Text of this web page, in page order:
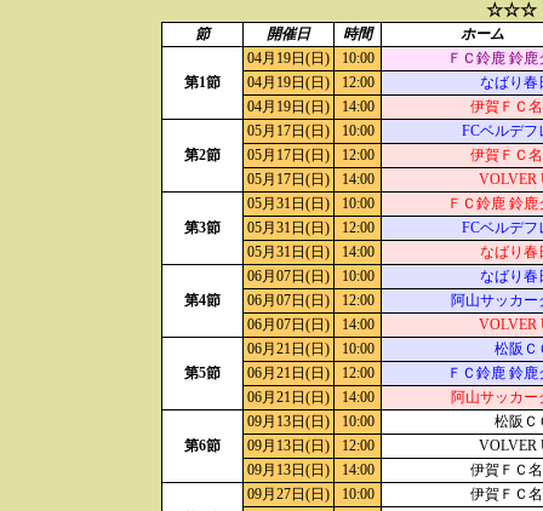
☆☆☆
節 開催日 時間 ホーム
第1節
04月19日(日) 10:00
ＦＣ鈴鹿 鈴鹿
04月19日(日)
12:00
なばり春
04月19日(日)
14:00 伊賀ＦＣ
第2節
05月17日(日) 10:00
FCベルデフ
05月17日(日)
12:00
伊賀ＦＣ
05月17日(日)
14:00 VOLVER
第3節
05月31日(日) 10:00
ＦＣ鈴鹿 鈴鹿
05月31日(日)
12:00
FCベルデフ
05月31日(日)
14:00 なばり春
第4節
06月07日(日) 10:00
なばり春
06月07日(日)
12:00
阿山サッカー
06月07日(日)
14:00 VOLVER
第5節
06月21日(日) 10:00
松阪Ｃ
06月21日(日)
12:00
ＦＣ鈴鹿 鈴鹿
06月21日(日)
14:00 阿山サッカー
第6節
09月13日(日) 10:00
松阪Ｃ
09月13日(日)
12:00
VOLVER
09月13日(日)
14:00 伊賀ＦＣ
09月27日(日) 10:00
伊賀ＦＣ